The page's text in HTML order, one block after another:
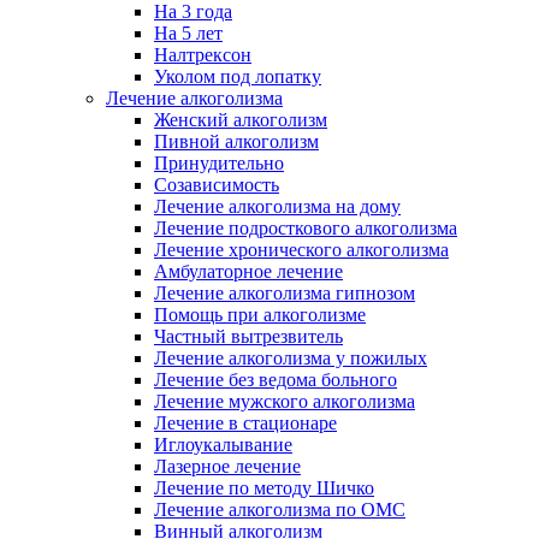
На 3 года
На 5 лет
Налтрексон
Уколом под лопатку
Лечение алкоголизма
Женский алкоголизм
Пивной алкоголизм
Принудительно
Созависимость
Лечение алкоголизма на дому
Лечение подросткового алкоголизма
Лечение хронического алкоголизма
Амбулаторное лечение
Лечение алкоголизма гипнозом
Помощь при алкоголизме
Частный вытрезвитель
Лечение алкоголизма у пожилых
Лечение без ведома больного
Лечение мужского алкоголизма
Лечение в стационаре
Иглоукалывание
Лазерное лечение
Лечение по методу Шичко
Лечение алкоголизма по ОМС
Винный алкоголизм